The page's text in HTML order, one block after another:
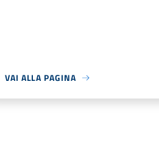
VAI ALLA PAGINA